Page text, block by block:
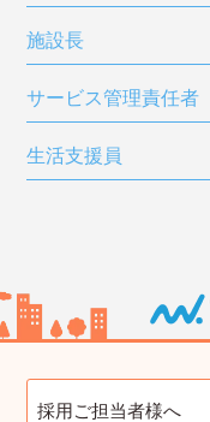
施設長
サービス管理責任者
生活支援員
採用ご担当者様へ